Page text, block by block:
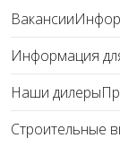
Вакансии
Информация
Наши дилеры
Строительные